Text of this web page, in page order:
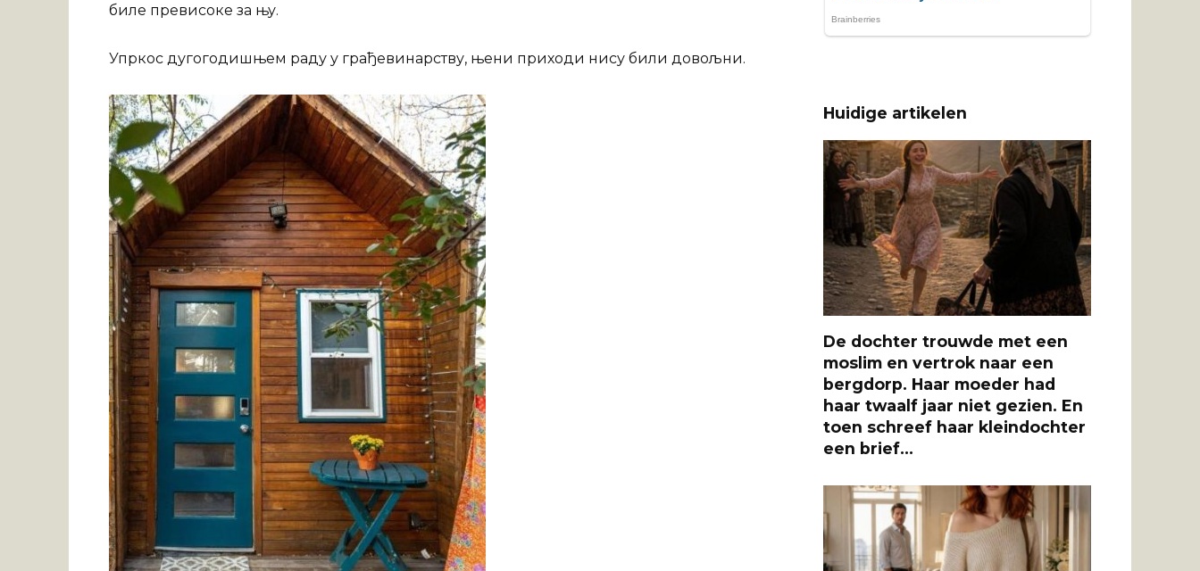
биле превисоке за њу.
Упркос дугогодишњем раду у грађевинарству, њени приходи нису били довољни.
Huidige artikelen
De dochter trouwde met een
moslim en vertrok naar een
bergdorp. Haar moeder had
haar twaalf jaar niet gezien. En
toen schreef haar kleindochter
een brief…